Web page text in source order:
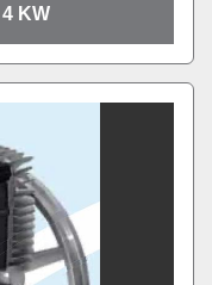
KW